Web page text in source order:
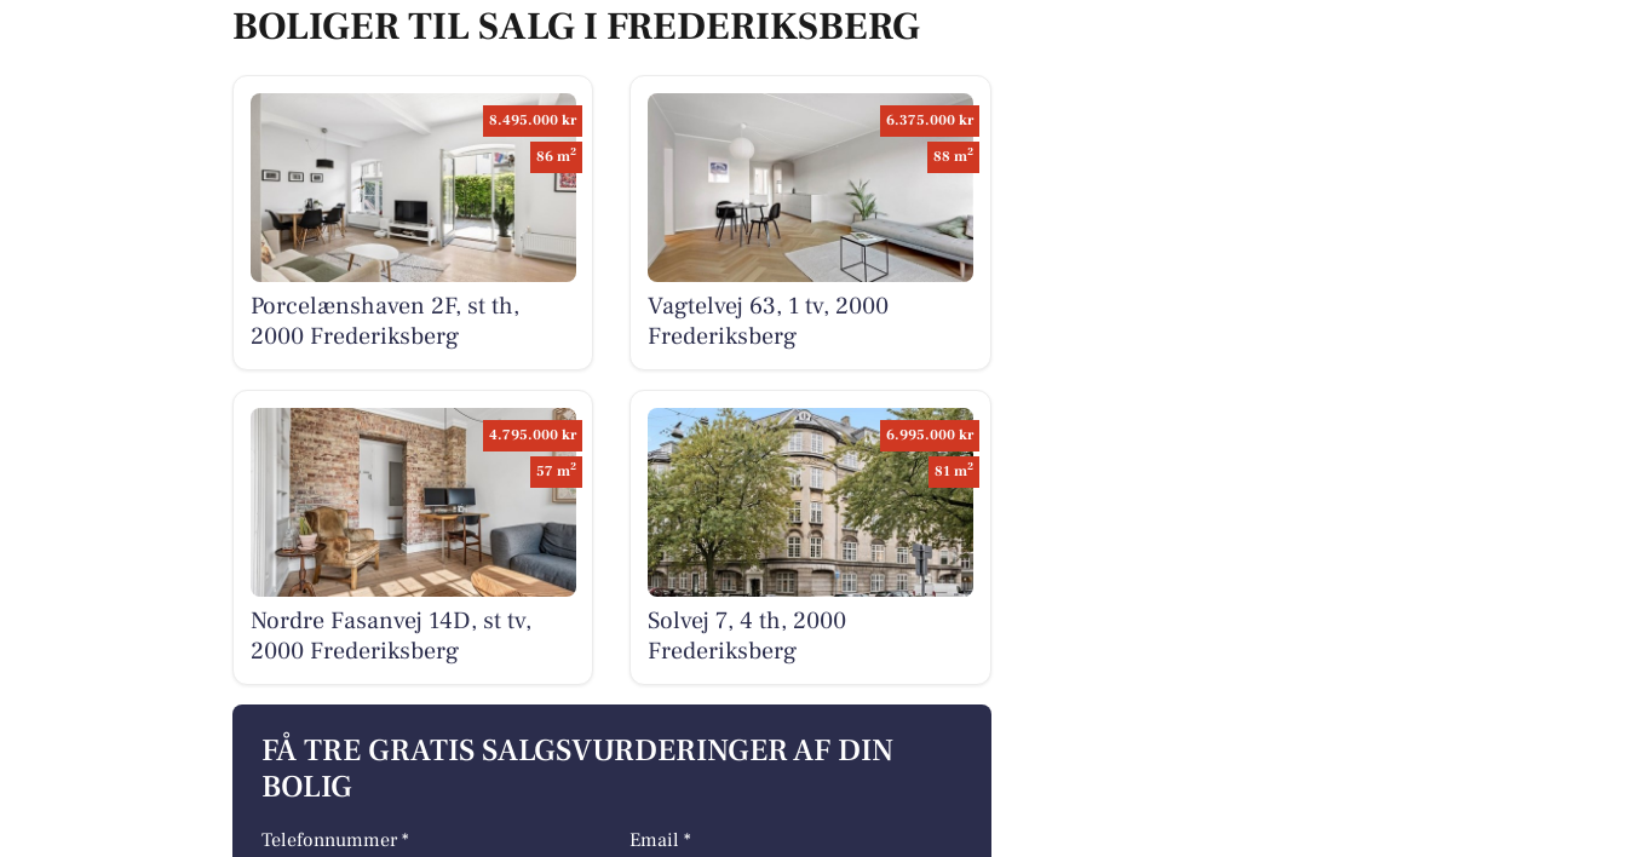
BOLIGER TIL SALG I FREDERIKSBERG
8.495.000 kr
86 m2
Porcelænshaven 2F, st th,
2000 Frederiksberg
6.375.000 kr
88 m2
Vagtelvej 63, 1 tv, 2000
Frederiksberg
4.795.000 kr
57 m2
Nordre Fasanvej 14D, st tv,
2000 Frederiksberg
6.995.000 kr
81 m2
Solvej 7, 4 th, 2000
Frederiksberg
FÅ TRE GRATIS SALGSVURDERINGER AF DIN
BOLIG
Telefonnummer * Email *